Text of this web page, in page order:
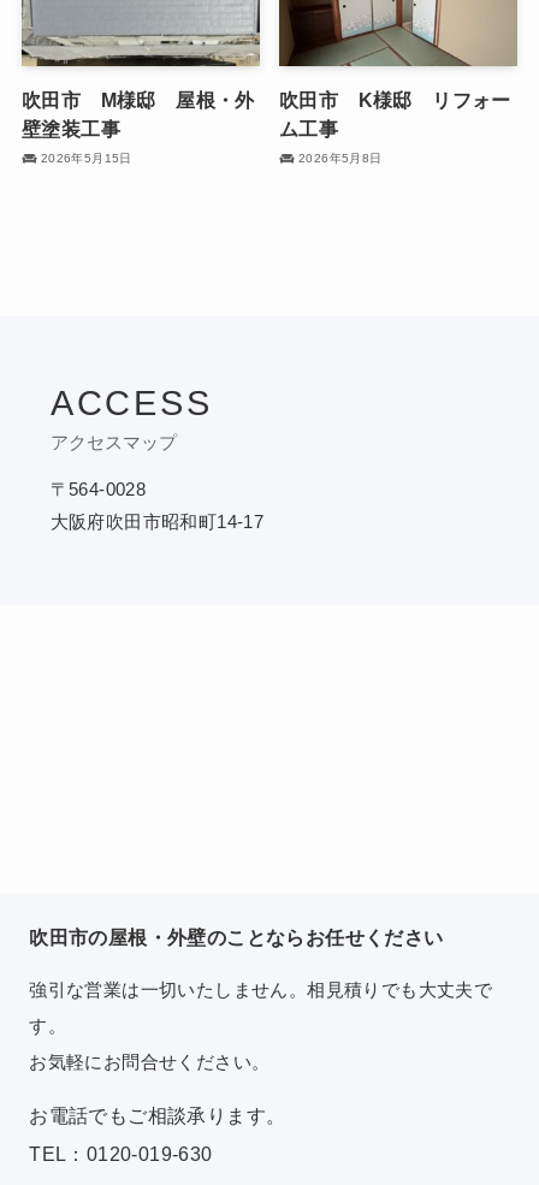
吹田市 M様邸 屋根・外
壁塗装工事
2026年5月15日
吹田市 K様邸 リフォー
ム工事
2026年5月8日
ACCESS
アクセスマップ
〒564-0028
大阪府吹田市昭和町14-17
吹田市の屋根・外壁のことならお任せください
強引な営業は一切いたしません。相見積りでも大丈夫で
す。
お気軽にお問合せください。
お電話でもご相談承ります。
TEL：0120-019-630